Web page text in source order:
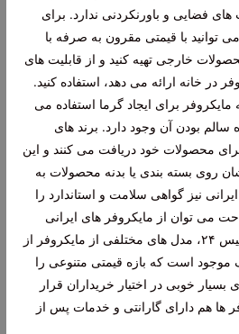
فضایی و باورنکردنی ندارد. برای
توانید با قیمتی مقرون به صرفه با
خارجی تهیه کنید و از قابلیت های
در خانه ارائه می دهد، استفاده کنید.
مایکروفر برای ایجاد گرما استفاده می
سالم بودن آن وجود دارد. برند های
محصولات خود دریافت می کنند و این
روی بسته بندی یا بدنه محصولات به
نیز گواهی سلامت و استاندارد را
می توان از مایکروفر های ایرانی
استفاده کرد. در فروشگاه نفیس ۲۴، مدل های مختلفی از مایکروفر از
موجود است که بازه قیمتی متنوعی را
خوبی در اختیار خریداران قرار
ها هم دارای گارانتی و خدمات پس از